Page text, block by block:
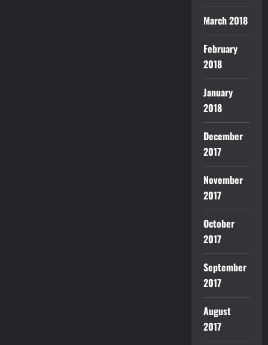
March 2018
February
2018
January
2018
December
2017
November
2017
October
2017
September
2017
August
2017